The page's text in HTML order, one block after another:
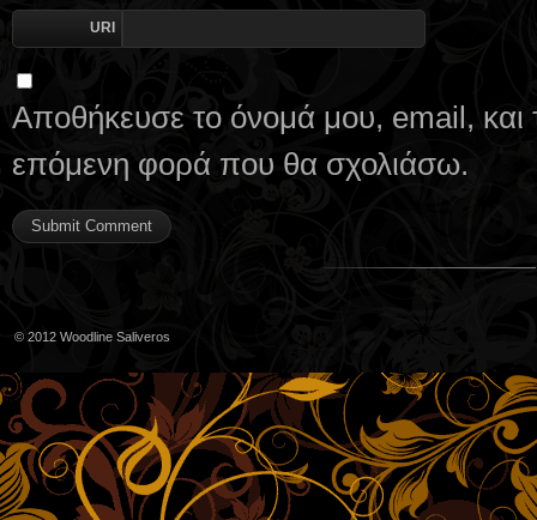
URI
Αποθήκευσε το όνομά μου, email, και
επόμενη φορά που θα σχολιάσω.
© 2012 Woodline Saliveros